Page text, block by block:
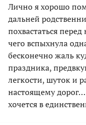
Лично я хорошо
дальней
похвастаться
чего вспыхнула
бесконечно жаль
праздника,
легкости, шуток и
настоящему
хочется в